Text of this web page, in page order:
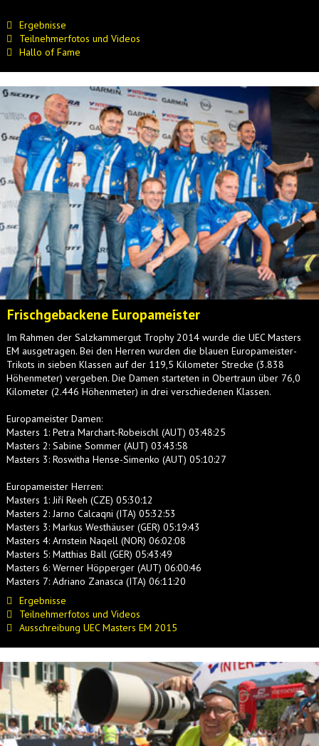
Ergebnisse
Teilnehmerfotos und Videos
Hallo of Fame
Frischgebackene Europameister
Im Rahmen der Salzkammergut Trophy 2014 wurde die UEC Masters
EM ausgetragen. Bei den Herren wurden die blauen Europameister-
Trikots in sieben Klassen auf der 119,5 Kilometer Strecke (3.838
Höhenmeter) vergeben. Die Damen starteten in Obertraun über 76,0
Kilometer (2.446 Höhenmeter) in drei verschiedenen Klassen.
Europameister Damen:
Masters 1: Petra Marchart-Robeischl (AUT) 03:48:25
Masters 2: Sabine Sommer (AUT) 03:43:58
Masters 3: Roswitha Hense-Simenko (AUT) 05:10:27
Europameister Herren:
Masters 1: Jiří Reeh (CZE) 05:30:12
Masters 2: Jarno Calcaqni (ITA) 05:32:53
Masters 3: Markus Westhäuser (GER) 05:19:43
Masters 4: Arnstein Naqell (NOR) 06:02:08
Masters 5: Matthias Ball (GER) 05:43:49
Masters 6: Werner Höpperger (AUT) 06:00:46
Masters 7: Adriano Zanasca (ITA) 06:11:20
Ergebnisse
Teilnehmerfotos und Videos
Ausschreibung UEC Masters EM 2015